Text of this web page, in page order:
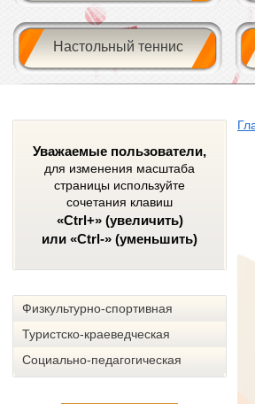
Настольный теннис
Уважаемые пользователи,
для изменения масштаба
страницы используйте
сочетания клавиш
«Ctrl+» (увеличить)
или «Ctrl-» (уменьшить)
Физкультурно-спортивная
Туристско-краеведческая
Социально-педагогическая